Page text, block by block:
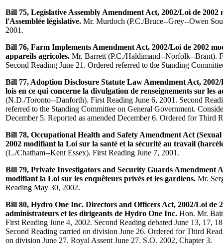
Bill 75, Legislative Assembly Amendment Act, 2002/Loi de
l'Assemblée législative. Mr. Murdoch (P.C./Bruce--Grey--Owen
2001.
Bill 76, Farm Implements Amendment Act, 2002/Loi de 2002
appareils agricoles. Mr. Barrett (P.C./Haldimand--Norfolk--Brant).
Second Reading June 21. Ordered referred to the Standing
Bill 77, Adoption Disclosure Statute Law Amendment Act,
lois en ce qui concerne la divulgation de renseignements sur les
(N.D./Toronto--Danforth). First Reading June 6, 2001. Second
referred to the Standing Committee on General Government.
December 5. Reported as amended December 6. Ordered for Third
Bill 78, Occupational Health and Safety Amendment Act
2002 modifiant la Loi sur la santé et la sécurité au travail
(L./Chatham--Kent Essex). First Reading June 7, 2001.
Bill 79, Private Investigators and Security Guards Amendment
modifiant la Loi sur les enquêteurs privés et les gardiens. Mr.
Reading May 30, 2002.
Bill 80, Hydro One Inc. Directors and Officers Act, 2002/Loi de
administrateurs et les dirigeants de Hydro One Inc. Hon. Mr.
First Reading June 4, 2002. Second Reading debated June 13, 17,
Second Reading carried on division June 26. Ordered for Third
on division June 27. Royal Assent June 27. S.O. 2002, Chapter 3.